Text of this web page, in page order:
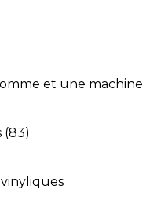
et une machine
(83)